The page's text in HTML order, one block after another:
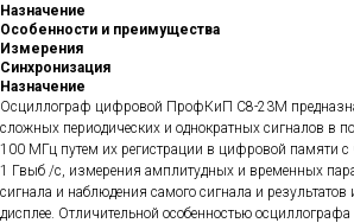
Назначение
Особенности и преимущества
Измерения
Синхронизация
Назначение
Осциллограф цифровой ПрофКиП С8-23М
сложных периодических и однократных сигналов в
100 МГц путем их регистрации в цифровой памяти с
1 Гвыб /с, измерения амплитудных и временных
сигнала и наблюдения самого сигнала и
дисплее. Отличительной особенностью